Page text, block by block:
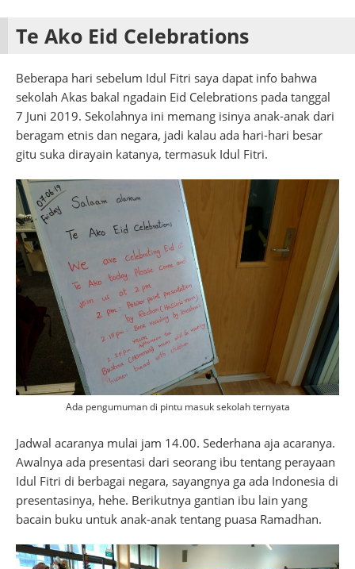
Te Ako Eid Celebrations
Beberapa hari sebelum Idul Fitri saya dapat info bahwa
sekolah Akas bakal ngadain Eid Celebrations pada tanggal
7 Juni 2019. Sekolahnya ini memang isinya anak-anak dari
beragam etnis dan negara, jadi kalau ada hari-hari besar
gitu suka dirayain katanya, termasuk Idul Fitri.
Ada pengumuman di pintu masuk sekolah ternyata
Jadwal acaranya mulai jam 14.00. Sederhana aja acaranya.
Awalnya ada presentasi dari seorang ibu tentang perayaan
Idul Fitri di berbagai negara, sayangnya ga ada Indonesia di
presentasinya, hehe. Berikutnya gantian ibu lain yang
bacain buku untuk anak-anak tentang puasa Ramadhan.